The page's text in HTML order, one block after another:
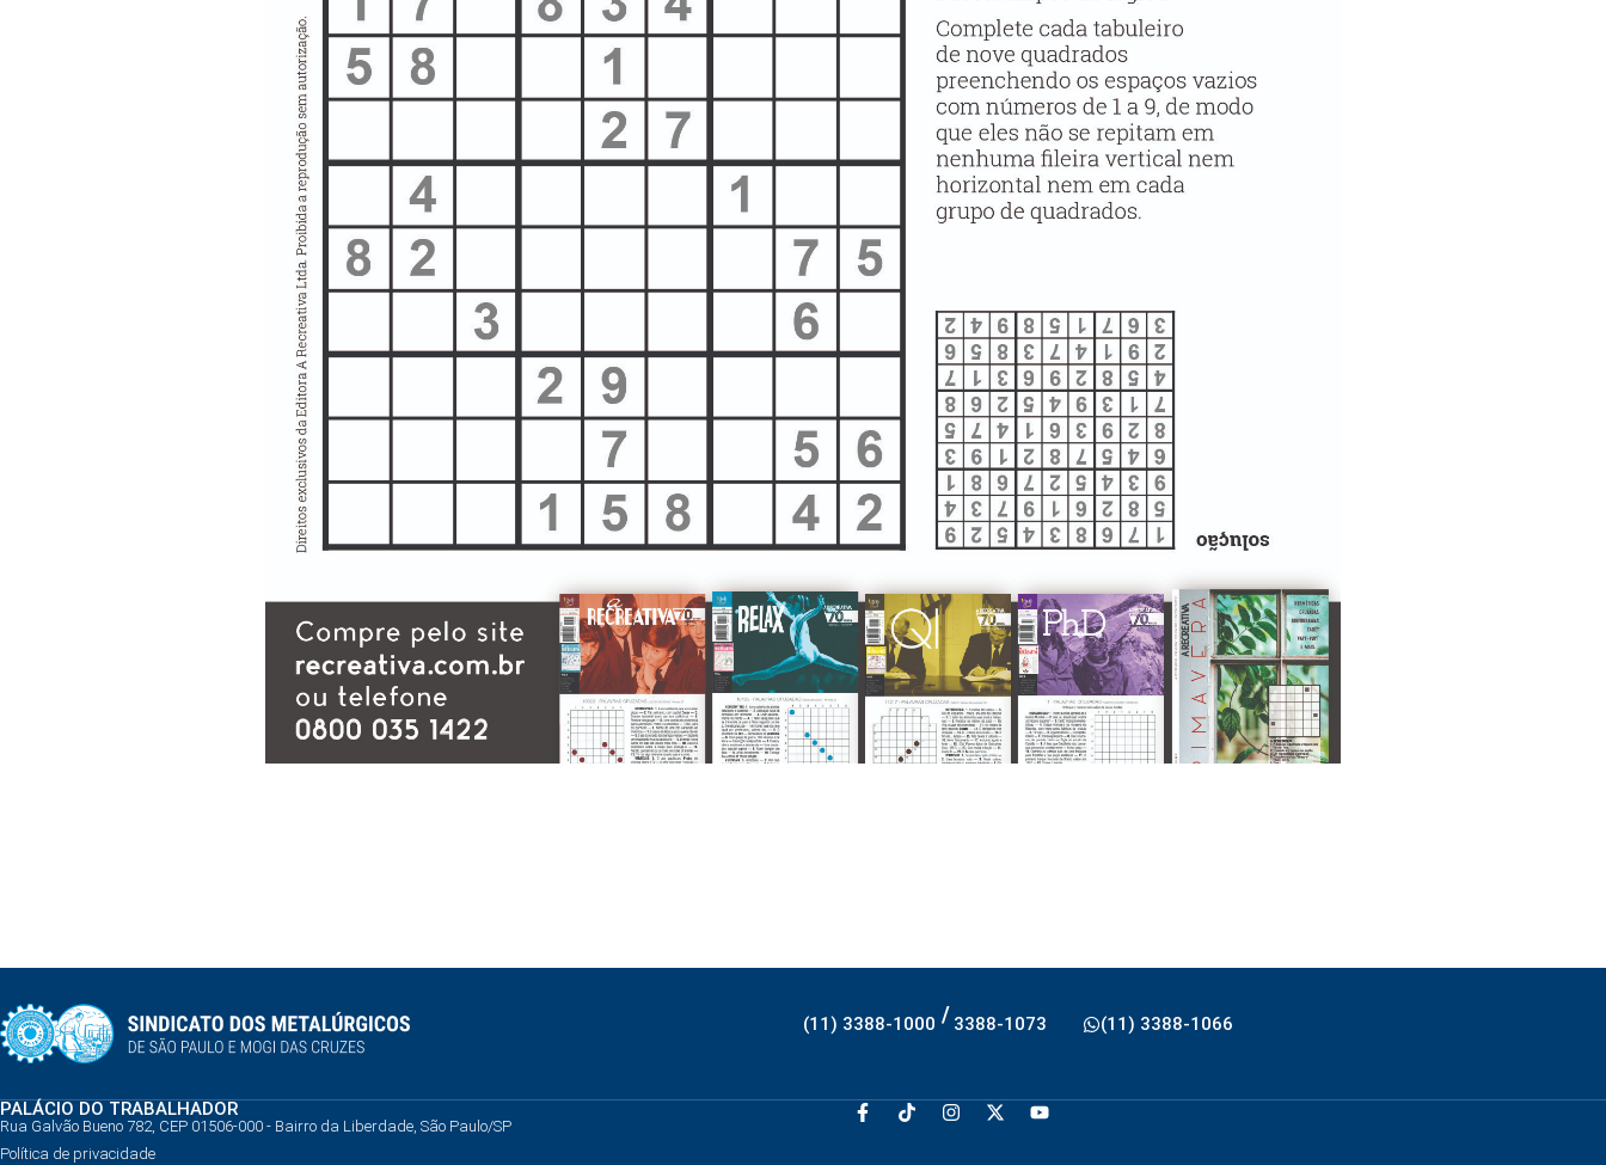
(11) 3388-1000 / 3388-1073 (11) 3388-1066
PALÁCIO DO TRABALHADOR
Rua Galvão Bueno 782, CEP 01506-000 - Bairro da Liberdade, São Paulo/SP
Política de privacidade